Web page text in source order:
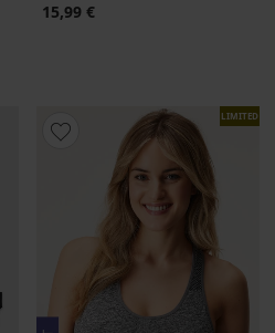
15,99 €
LIMITED